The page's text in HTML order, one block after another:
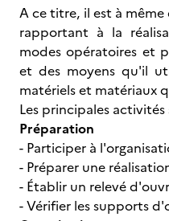
A ce titre, il est à
rapportant à la
modes opératoires et
et des moyens qu'il
matériels et matériaux
Les principales activités
Préparation
- Participer à
- Préparer une
- Établir un relevé
- Vérifier les supports